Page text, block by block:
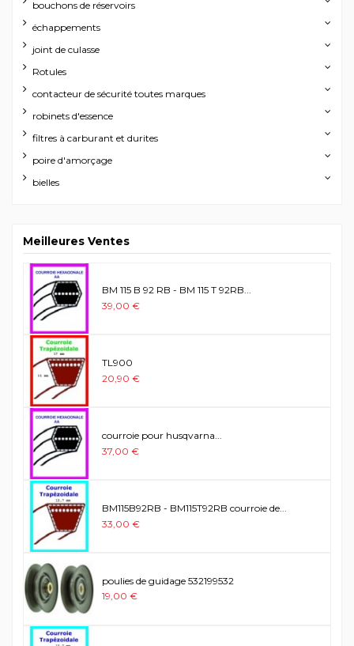
bouchons de réservoirs
échappements
joint de culasse
Rotules
contacteur de sécurité toutes marques
robinets d'essence
filtres à carburant et durites
poire d'amorçage
bielles
Meilleures Ventes
BM 115 B 92 RB - BM 115 T 92RB...
39,00 €
TL900
20,90 €
courroie pour husqvarna...
37,00 €
BM115B92RB - BM115T92RB courroie de...
33,00 €
poulies de guidage 532199532
19,00 €